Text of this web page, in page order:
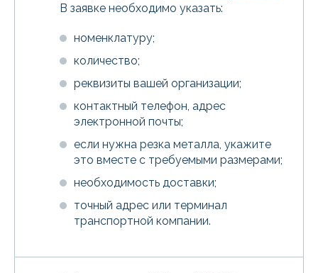
В заявке необходимо указать:
номенклатуру;
количество;
реквизиты вашей организации;
контактный телефон, адрес
электронной почты;
если нужна резка металла, укажите
это вместе с требуемыми размерами;
необходимость доставки;
точный адрес или терминал
транспортной компании.